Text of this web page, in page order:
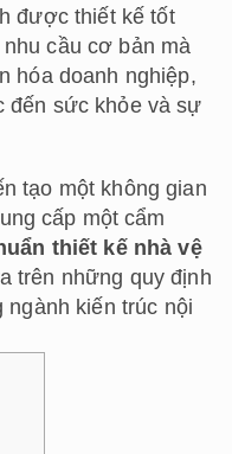
được thiết kế tốt
cầu cơ bản mà
hóa doanh nghiệp,
đến sức khỏe và sự
tạo một không gian
cấp một cẩm
thiết kế nhà vệ
trên những quy định
ngành kiến trúc nội